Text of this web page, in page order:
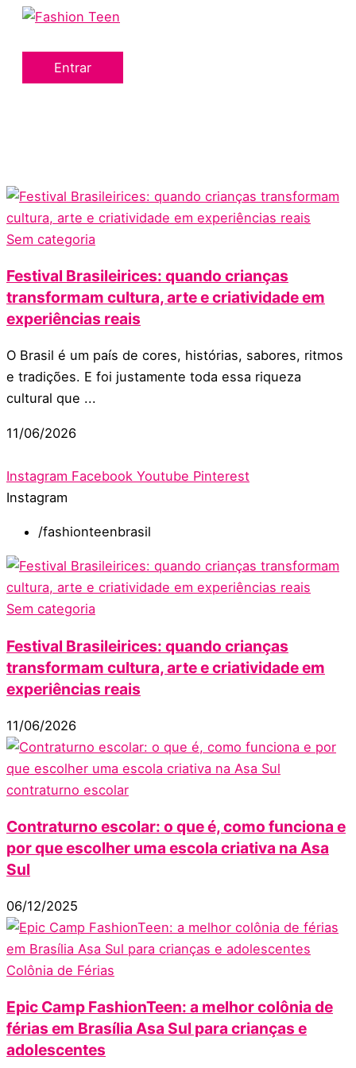
conteúdo
principal
Entrar
Sem categoria
Festival Brasileirices: quando crianças
transformam cultura, arte e criatividade em
experiências reais
O Brasil é um país de cores, histórias, sabores, ritmos
e tradições. E foi justamente toda essa riqueza
cultural que ...
11/06/2026
Instagram Facebook Youtube Pinterest
Instagram
/fashionteenbrasil
Sem categoria
Festival Brasileirices: quando crianças
transformam cultura, arte e criatividade em
experiências reais
11/06/2026
contraturno escolar
Contraturno escolar: o que é, como funciona e
por que escolher uma escola criativa na Asa
Sul
06/12/2025
Colônia de Férias
Epic Camp FashionTeen: a melhor colônia de
férias em Brasília Asa Sul para crianças e
adolescentes